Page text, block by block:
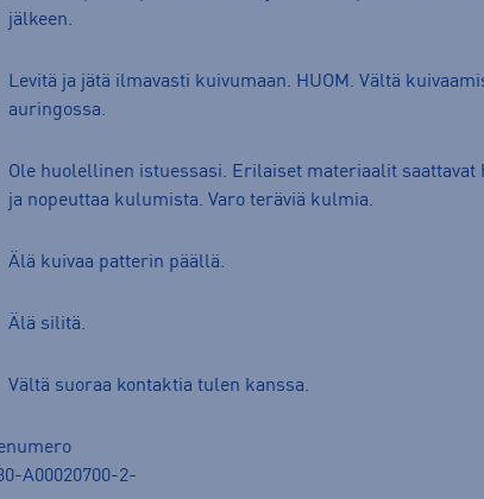
jälkeen.
Levitä ja jätä ilmavasti kuivumaan. HUOM. Vältä
auringossa.
Ole huolellinen istuessasi. Erilaiset materiaalit saattavat
ja nopeuttaa kulumista. Varo teräviä kulmia.
Älä kuivaa patterin päällä.
Älä silitä.
Vältä suoraa kontaktia tulen kanssa.
A00020700-2-